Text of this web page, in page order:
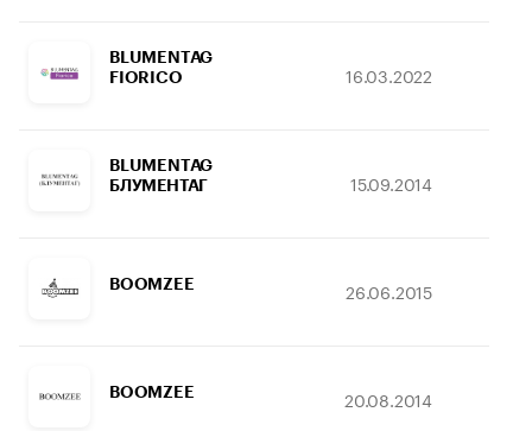
BLUMENTAG
FIORICO
16.03.2022
BLUMENTAG
БЛУМЕНТАГ
15.09.2014
BOOMZEE 26.06.2015
BOOMZEE 20.08.2014